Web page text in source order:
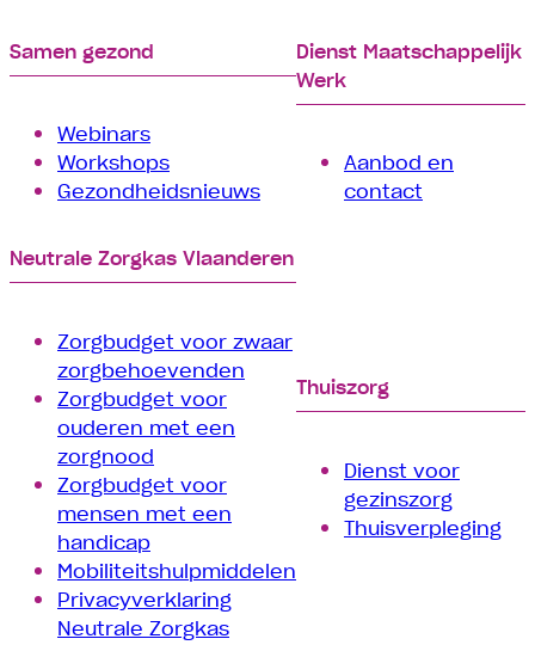
Samen gezond
Webinars
Workshops
Gezondheidsnieuws
Dienst Maatschappelijk
Werk
Aanbod en
contact
Neutrale Zorgkas Vlaanderen
Zorgbudget voor zwaar
zorgbehoevenden
Zorgbudget voor
ouderen met een
zorgnood
Zorgbudget voor
mensen met een
handicap
Mobiliteitshulpmiddelen
Privacyverklaring
Neutrale Zorgkas
Thuiszorg
Dienst voor
gezinszorg
Thuisverpleging